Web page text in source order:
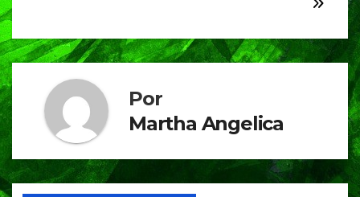
k
Por
Martha Angelica